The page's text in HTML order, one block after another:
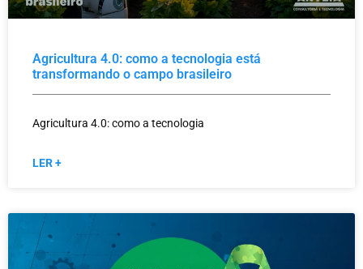
Agricultura 4.0: como a tecnologia está
transformando o campo brasileiro
Agricultura 4.0: como a tecnologia
LER +